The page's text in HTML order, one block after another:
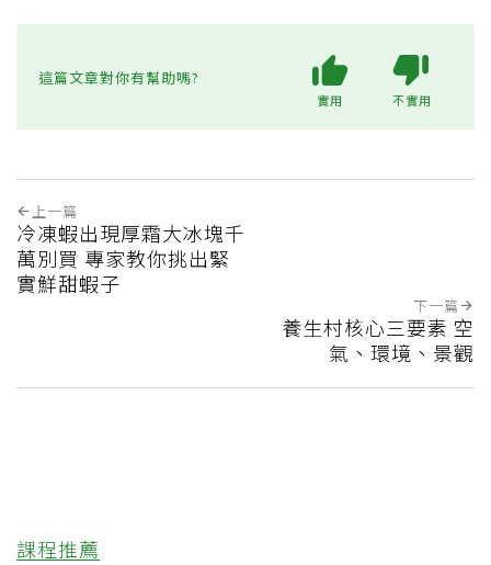
這篇文章對你有幫助嗎?
實用 不實用
上一篇
冷凍蝦出現厚霜大冰塊千
萬別買 專家教你挑出緊
實鮮甜蝦子
下一篇
養生村核心三要素 空
氣、環境、景觀
課程推薦